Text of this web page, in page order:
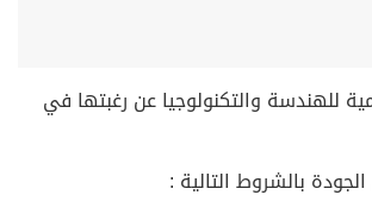
للهندسة والتكنولوجيا عن رغبتها في
بالشروط التالية :